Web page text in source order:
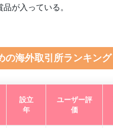
が入っている。
の海外取引所ランキング
設立
年
ユーザー評
価